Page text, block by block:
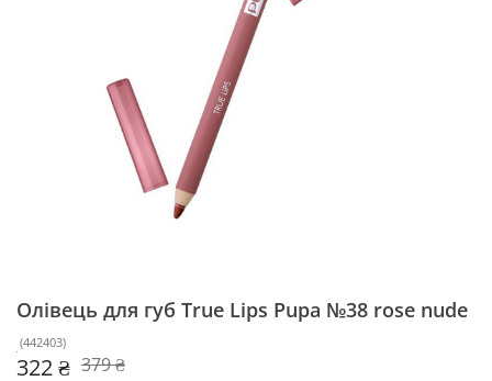
Олівець для губ True Lips Pupa №38 rose nude
(442403)
322 ₴ 379 ₴